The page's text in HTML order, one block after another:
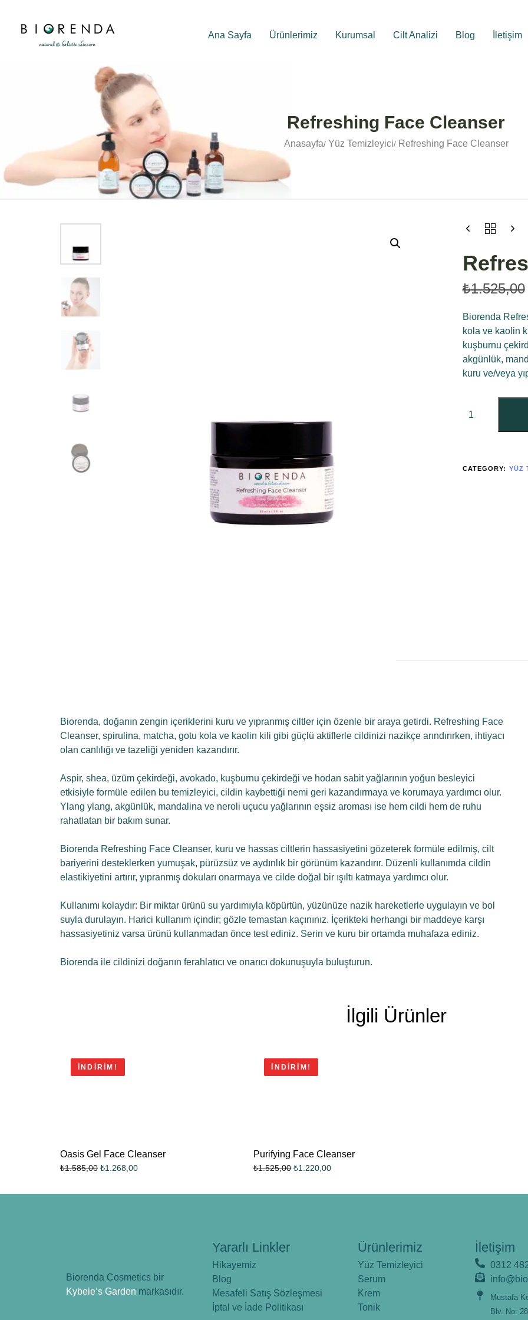
Ana Sayfa Ürünlerimiz Kurumsal Cilt Analizi Blog İletişim
Refreshing Face Cleanser
Anasayfa Yüz Temizleyici Refreshing Face Cleanser
₺1.525,00
Biorenda
kola ve kaolin
kuşburnu
akgünlük,
kuru ve/veya
CATEGORY: YÜZ
Biorenda, doğanın zengin içeriklerini kuru ve yıpranmış ciltler için özenle bir araya getirdi. Refreshing Face
Cleanser, spirulina, matcha, gotu kola ve kaolin kili gibi güçlü aktiflerle cildinizi nazikçe arındırırken, ihtiyacı
olan canlılığı ve tazeliği yeniden kazandırır.
Aspir, shea, üzüm çekirdeği, avokado, kuşburnu çekirdeği ve hodan sabit yağlarının yoğun besleyici
etkisiyle formüle edilen bu temizleyici, cildin kaybettiği nemi geri kazandırmaya ve korumaya yardımcı olur.
Ylang ylang, akgünlük, mandalina ve neroli uçucu yağlarının eşsiz aroması ise hem cildi hem de ruhu
rahatlatan bir bakım sunar.
Biorenda Refreshing Face Cleanser, kuru ve hassas ciltlerin hassasiyetini gözeterek formüle edilmiş, cilt
bariyerini desteklerken yumuşak, pürüzsüz ve aydınlık bir görünüm kazandırır. Düzenli kullanımda cildin
elastikiyetini artırır, yıpranmış dokuları onarmaya ve cilde doğal bir ışıltı katmaya yardımcı olur.
Kullanımı kolaydır: Bir miktar ürünü su yardımıyla köpürtün, yüzünüze nazik hareketlerle uygulayın ve bol
suyla durulayın. Harici kullanım içindir; gözle temastan kaçınınız. İçerikteki herhangi bir maddeye karşı
hassasiyetiniz varsa ürünü kullanmadan önce test ediniz. Serin ve kuru bir ortamda muhafaza ediniz.
Biorenda ile cildinizi doğanın ferahlatıcı ve onarıcı dokunuşuyla buluşturun.
İlgili Ürünler
İNDIRIM!
Oasis Gel Face Cleanser
₺1.585,00 ₺1.268,00
İNDIRIM!
Purifying Face Cleanser
₺1.525,00 ₺1.220,00
Biorenda Cosmetics bir
Kybele’s Garden markasıdır.
Yararlı Linkler
Hikayemiz
Blog
Mesafeli Satış Sözleşmesi
İptal ve İade Politikası
Ürünlerimiz
Yüz Temizleyici
Serum
Krem
Tonik
İletişim
0312
Mustafa
Blv. No: